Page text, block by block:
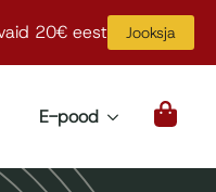
20€ eest Jooksja
E-pood